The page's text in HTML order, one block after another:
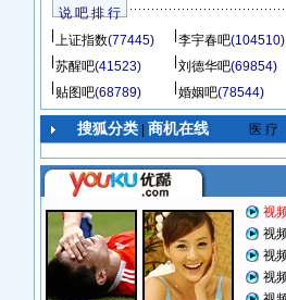
说 吧 排 行
上证指数(77445) 李宇春吧(104510)
苏醒吧(41523) 刘德华吧(69854)
贴图吧(68789) 婚姻吧(78544)
搜狐分类| 商机在线 医 疗